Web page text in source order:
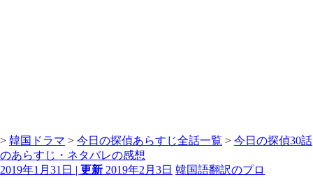
> 韓国ドラマ > 今日の探偵あらすじ全話一覧 > 今日の探偵30話
のあらすじ・ネタバレの感想
2019年1月31日 | 更新 2019年2月3日 韓国語翻訳のプロ